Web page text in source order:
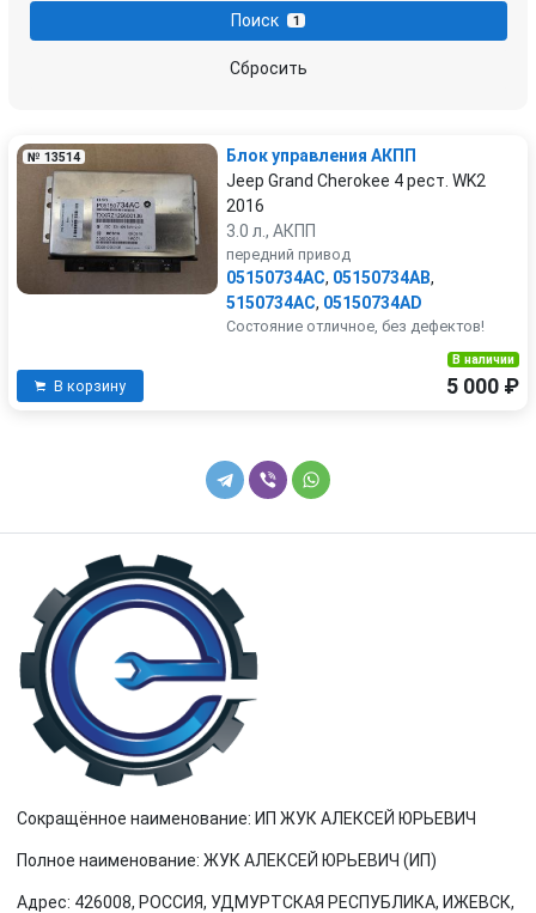
Поиск 1
Сбросить
№ 13514
Блок управления АКПП
Jeep Grand Cherokee 4 рест. WK2
2016
3.0 л., АКПП
передний привод
05150734AC, 05150734AB,
5150734AC, 05150734AD
Состояние отличное, без дефектов!
В корзину
В наличии
5 000 ₽
Сокращённое наименование: ИП ЖУК АЛЕКСЕЙ ЮРЬЕВИЧ
Полное наименование: ЖУК АЛЕКСЕЙ ЮРЬЕВИЧ (ИП)
Адрес: 426008, РОССИЯ, УДМУРТСКАЯ РЕСПУБЛИКА, ИЖЕВСК,